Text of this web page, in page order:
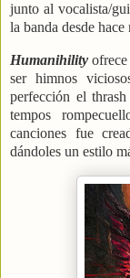
junto al vocalista/
la banda desde
Humanihilityofrece
ser himnos
perfección el
tempos
canciones fue
dándoles un estilo